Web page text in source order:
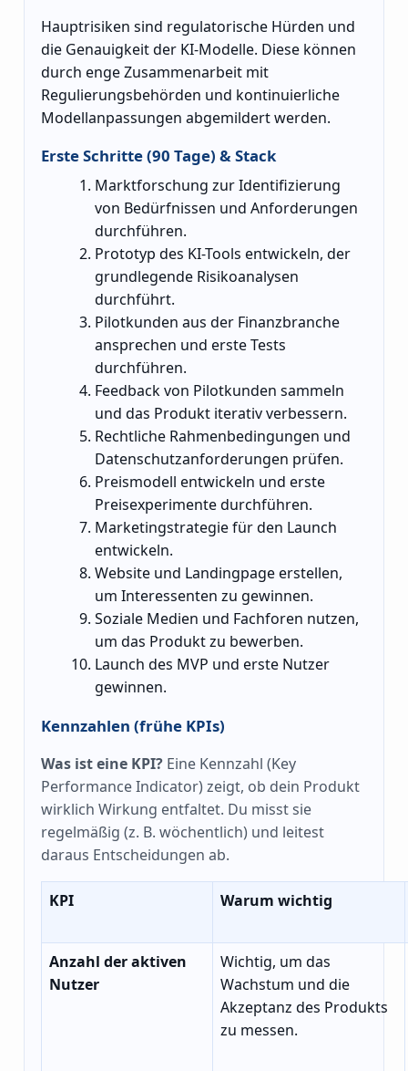
Hauptrisiken sind regulatorische Hürden und
die Genauigkeit der KI-Modelle. Diese können
durch enge Zusammenarbeit mit
Regulierungsbehörden und kontinuierliche
Modellanpassungen abgemildert werden.
Erste Schritte (90 Tage) & Stack
Marktforschung zur Identifizierung
von Bedürfnissen und Anforderungen
durchführen.
Prototyp des KI-Tools entwickeln, der
grundlegende Risikoanalysen
durchführt.
Pilotkunden aus der Finanzbranche
ansprechen und erste Tests
durchführen.
Feedback von Pilotkunden sammeln
und das Produkt iterativ verbessern.
Rechtliche Rahmenbedingungen und
Datenschutzanforderungen prüfen.
Preismodell entwickeln und erste
Preisexperimente durchführen.
Marketingstrategie für den Launch
entwickeln.
Website und Landingpage erstellen,
um Interessenten zu gewinnen.
Soziale Medien und Fachforen nutzen,
um das Produkt zu bewerben.
Launch des MVP und erste Nutzer
gewinnen.
Kennzahlen (frühe KPIs)
Was ist eine KPI? Eine Kennzahl (Key
Performance Indicator) zeigt, ob dein Produkt
wirklich Wirkung entfaltet. Du misst sie
regelmäßig (z. B. wöchentlich) und leitest
daraus Entscheidungen ab.
KPI Warum wichtig
Anzahl der aktiven
Nutzer
Wichtig, um das
Wachstum und die
Akzeptanz des Produkts
zu messen.